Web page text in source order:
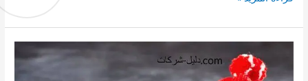
عزل
شينكو